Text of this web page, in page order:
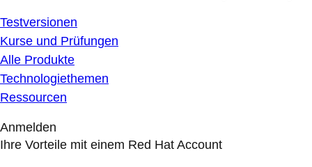
Testversionen
Kurse und Prüfungen
Alle Produkte
Technologiethemen
Ressourcen
Anmelden
Ihre Vorteile mit einem Red Hat Account